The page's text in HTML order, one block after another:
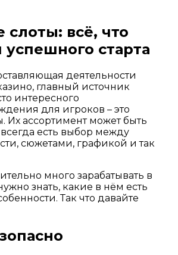
слоты: всё, что
старта
деятельности
главный источник
интересного
для игроков – это
Их ассортимент может быть
есть выбор между
сюжетами, графикой и так
много зарабатывать в
знать, какие в нём есть
Так что давайте